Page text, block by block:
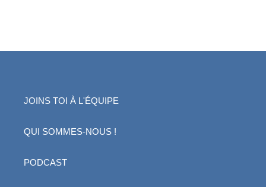
JOINS TOI À L'ÉQUIPE
QUI SOMMES-NOUS !
PODCAST